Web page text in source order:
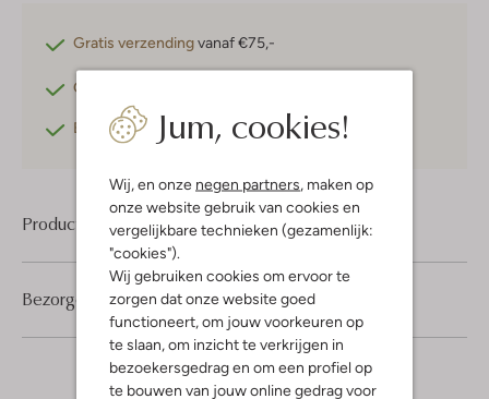
Jum, cookies!
Wij, en onze negen partners , maken op
onze website gebruik van cookies en
vergelijkbare technieken (gezamenlijk:
"cookies").
Wij gebruiken cookies om ervoor te
zorgen dat onze website goed
functioneert, om jouw voorkeuren op
te slaan, om inzicht te verkrijgen in
bezoekersgedrag en om een profiel op
te bouwen van jouw online gedrag voor
Gratis verzendingvanaf €75,-
Gratis retourneren
Betaal achteraf met Klarna
Product informatie
Bezorgen & retourneren